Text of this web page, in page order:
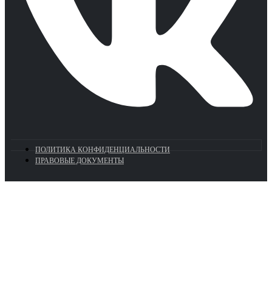
ПОЛИТИКА КОНФИДЕНЦИАЛЬНОСТИ
ПРАВОВЫЕ ДОКУМЕНТЫ